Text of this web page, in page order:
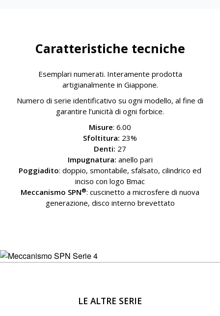
Caratteristiche tecniche
Esemplari numerati. Interamente prodotta
artigianalmente in Giappone.
Numero di serie identificativo su ogni modello, al fine di
garantire l’unicità di ogni forbice.
Misure: 6.00
Sfoltitura: 23%
Denti: 27
Impugnatura: anello pari
Poggiadito: doppio, smontabile, sfalsato, cilindrico ed
inciso con logo Bmac
Meccanismo SPN®: cuscinetto a microsfere di nuova
generazione, disco interno brevettato
LE ALTRE SERIE